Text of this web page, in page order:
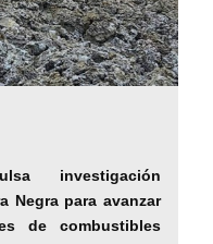
investigación
Negra para avanzar
de combustibles